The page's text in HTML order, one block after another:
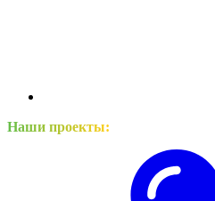
Наши проекты: